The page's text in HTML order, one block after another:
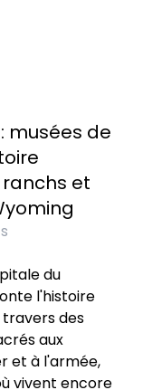
musées de
et
du
l'histoire
travers des
aux
et à l'armée,
vivent encore